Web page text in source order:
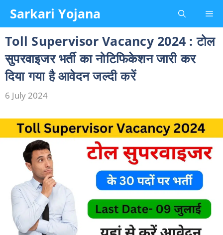
content
Sarkari Yojana
Toll Supervisor Vacancy 2024 : टोल
सुपरवाइजर भर्ती का नोटिफिकेशन जारी कर
दिया गया है आवेदन जल्दी करें
6 July 2024